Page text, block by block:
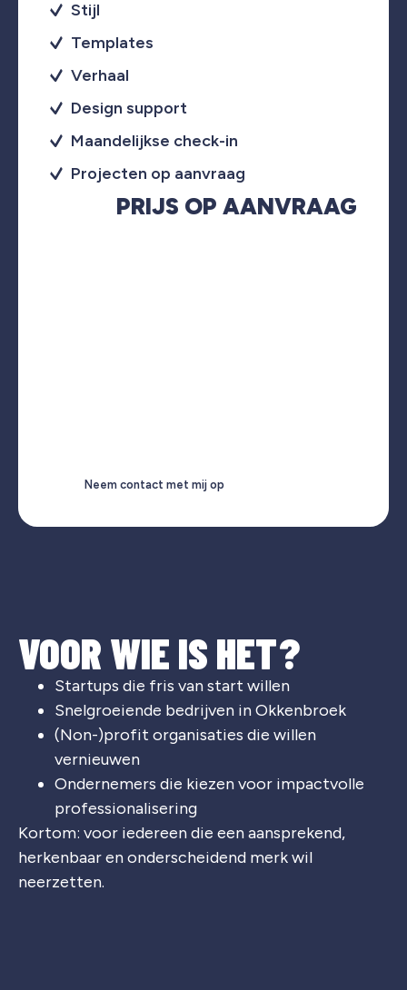
Stijl
Templates
Verhaal
Design support
Maandelijkse check-in
Projecten op aanvraag
PRIJS OP AANVRAAG
Neem contact met mij op
VOOR WIE IS HET?
Startups die fris van start willen
Snelgroeiende bedrijven inOkkenbroek
(Non-)profit organisaties die willen
vernieuwen
Ondernemers die kiezen voor impactvolle
professionalisering
Kortom: voor iedereen die een aansprekend,
herkenbaar en onderscheidend merk wil
neerzetten.